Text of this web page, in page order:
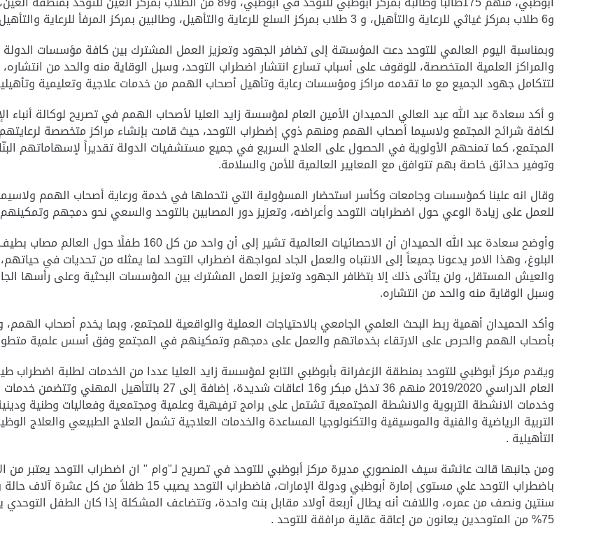
و6 طلاب بمركز غياثي للرعاية والتأهيل، و 3 طلاب بمركز السلع للرعاية والتأهيل، وطالبين بمركز المرفأ للرعاية والتأهيل، وطالبين بمركز الوقن للرعاية والتأهيل.
وبمناسبة اليوم العالمي للتوحد دعت المؤسسّة إلى تضافر الجهود وتعزيز العمل المشترك بين كافة مؤسسات
والمراكز العلمية المتخصصة، للوقوف على أسباب تسارع انتشار اضطراب التوحد، وسبل الوقاية منه والحد من انتشاره،
لتتكامل جهود الجميع مع ما تقدمه مراكز ومؤسسات رعاية وتأهيل أصحاب الهمم من خدمات علاجية وتعليمية
و أكد سعادة عبد الله عبد العالي الحميدان الأمين العام لمؤسسة زايد العليا لأصحاب الهمم في تصريح لوكالة أنباء
لكافة شرائح المجتمع ولاسيما أصحاب الهمم ومنهم ذوي إضطراب التوحد، حيث قامت بإنشاء مراكز متخصصة
المجتمع، كما تمنحهم الأولوية في الحصول على العلاج السريع في جميع مستشفيات الدولة تقديراً لإسهاماتهم
وتوفير حدائق خاصة بهم تتوافق مع المعايير العالمية للأمن والسلامة.
وقال انه علينا كمؤسسات وجامعات وكأسر استحضار المسؤولية التي نتحملها في خدمة ورعاية أصحاب الهمم
للعمل على زيادة الوعي حول اضطرابات التوحد وأعراضه، وتعزيز دور المصابين بالتوحد والسعي نحو دمجهم
وأوضح سعادة عبد الله الحميدان أن الاحصائيات
البلوغ، وهذا الامر يدعونا جميعاً إلى الانتباه والعمل الجاد لمواجهة اضطراب التوحد لما يمثله من تحديات في
والعيش المستقل، ولن يتأتى ذلك إلا بتظافر الجهود وتعزيز العمل المشترك بين المؤسسات البحثية وعلى رأسها
وسبل الوقاية منه والحد من انتشاره.
وأكد الحميدان أهمية ربط البحث العلمي الجامعي بالاحتياجات العملية والواقعية للمجتمع، وبما يخدم أصحاب
بأصحاب الهمم والحرص على الارتقاء بخدماتهم والعمل على دمجهم وتمكينهم في المجتمع وفق أسس علمية
العام الدراسي 2019/2020 منهم 36 تدخل مبكر و16 اعاقات
وخدمات الانشطة التربوية والانشطة المجتمعية تشتمل على برامج ترفيهية وعلمية ومجتمعية وفعاليات وطنية
التربية الرياضية والفنية والموسيقية والتكنولوجيا المساعدة والخدمات العلاجية تشمل العلاج الطبيعي والعلاج
التأهيلية .
ومن جانبها قالت عائشة سيف المنصوري مديرة مركز أبوظبي للتوحد في تصريح لـ"وام " ان اضطراب التوحد يعتبر من
باضطراب التوحد علي مستوى إمارة أبوظبي ودولة
سنتين ونصف من عمره، واللافت أنه يطال أربعة أولاد مقابل بنت واحدة، وتتضاعف المشكلة إذا كان الطفل التوحدي
75% من المتوحدين يعانون من إعاقة عقلية مرافقة للتوحد .